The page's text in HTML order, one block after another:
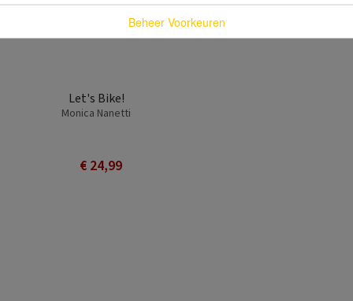
Let's Bike!
Monica Nanetti
€ 24,99
Beheer Voorkeuren